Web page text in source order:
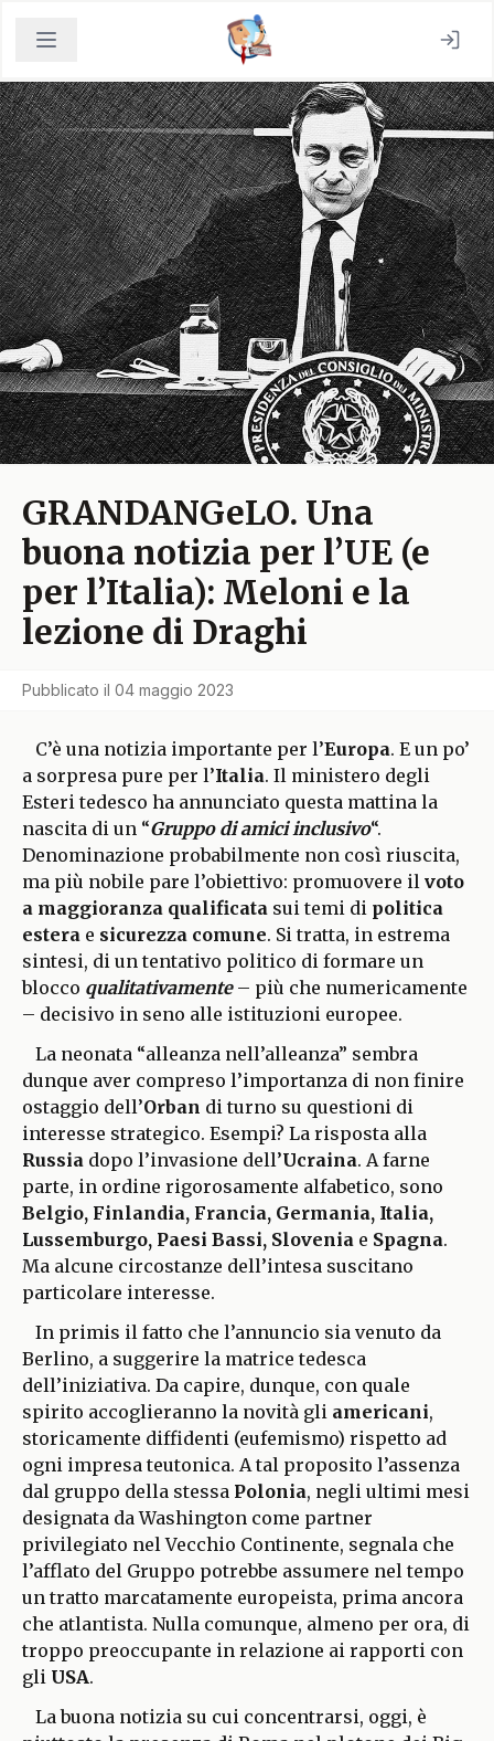
GRANDANGeLO. Una
buona notizia per l’UE (e
per l’Italia): Meloni e la
lezione di Draghi
Pubblicato il 04 maggio 2023
C’è una notizia importante per l’Europa. E un po’
a sorpresa pure per l’Italia. Il ministero degli
Esteri tedesco ha annunciato questa mattina la
nascita di un “Gruppo di amici inclusivo“.
Denominazione probabilmente non così riuscita,
ma più nobile pare l’obiettivo: promuovere il voto
a maggioranza qualificata sui temi di politica
estera e sicurezza comune. Si tratta, in estrema
sintesi, di un tentativo politico di formare un
blocco qualitativamente– più che numericamente
– decisivo in seno alle istituzioni europee.
La neonata “alleanza nell’alleanza” sembra
dunque aver compreso l’importanza di non finire
ostaggio dell’Orban di turno su questioni di
interesse strategico. Esempi? La risposta alla
Russia dopo l’invasione dell’Ucraina. A farne
parte, in ordine rigorosamente alfabetico, sono
Belgio, Finlandia, Francia, Germania, Italia,
Lussemburgo, Paesi Bassi, Slovenia e Spagna.
Ma alcune circostanze dell’intesa suscitano
particolare interesse.
In primis il fatto che l’annuncio sia venuto da
Berlino, a suggerire la matrice tedesca
dell’iniziativa. Da capire, dunque, con quale
spirito accoglieranno la novità gli americani,
storicamente diffidenti (eufemismo) rispetto ad
ogni impresa teutonica. A tal proposito l’assenza
dal gruppo della stessa Polonia, negli ultimi mesi
designata da Washington come partner
privilegiato nel Vecchio Continente, segnala che
l’afflato del Gruppo potrebbe assumere nel tempo
un tratto marcatamente europeista, prima ancora
che atlantista. Nulla comunque, almeno per ora, di
troppo preoccupante in relazione ai rapporti con
gli USA.
La buona notizia su cui concentrarsi, oggi, è